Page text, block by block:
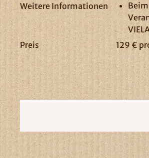
Weitere Informationen
Preis
129 €